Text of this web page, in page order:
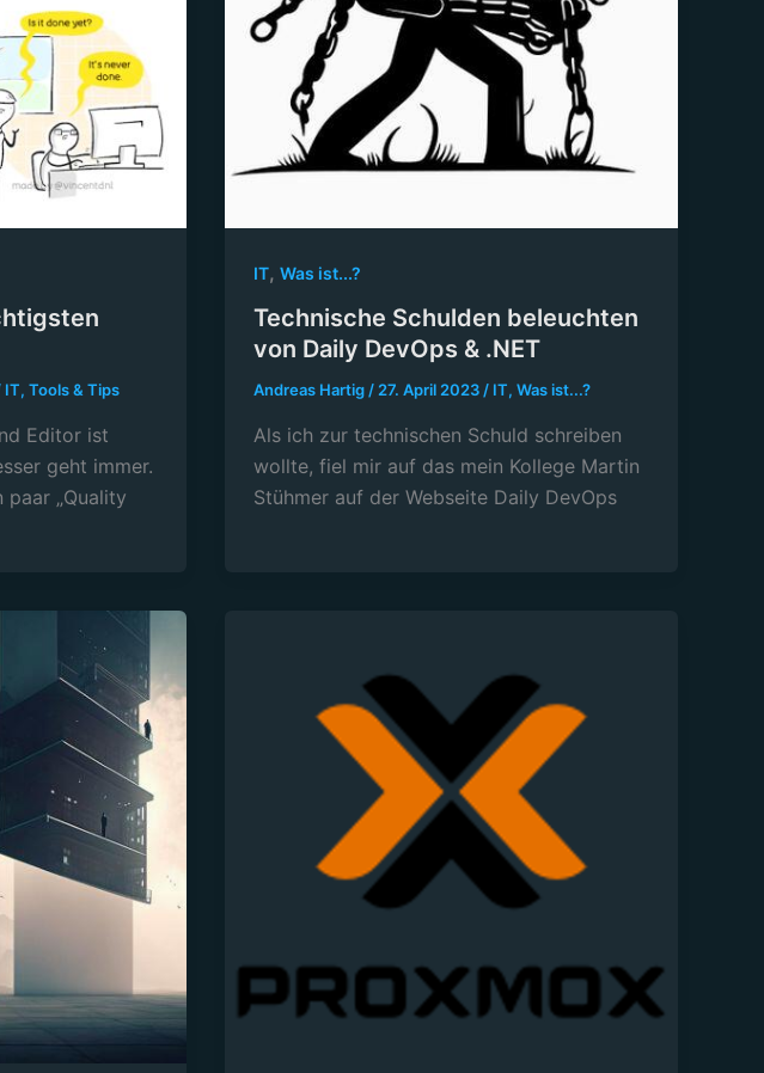
IT, Tools & Tips
Editor ist
geht immer.
„Quality
IT,Was ist...?
Technische Schulden beleuchten
von Daily DevOps & .NET
Andreas Hartig/27. April 2023/ IT,Was ist...?
Als ich zur technischen Schuld schreiben
wollte, fiel mir auf das mein Kollege Martin
Stühmer auf der Webseite Daily DevOps